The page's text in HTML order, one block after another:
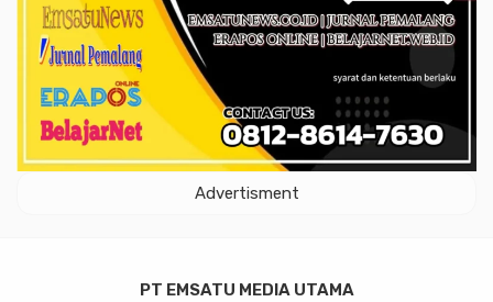
Advertisment
PT EMSATU MEDIA UTAMA